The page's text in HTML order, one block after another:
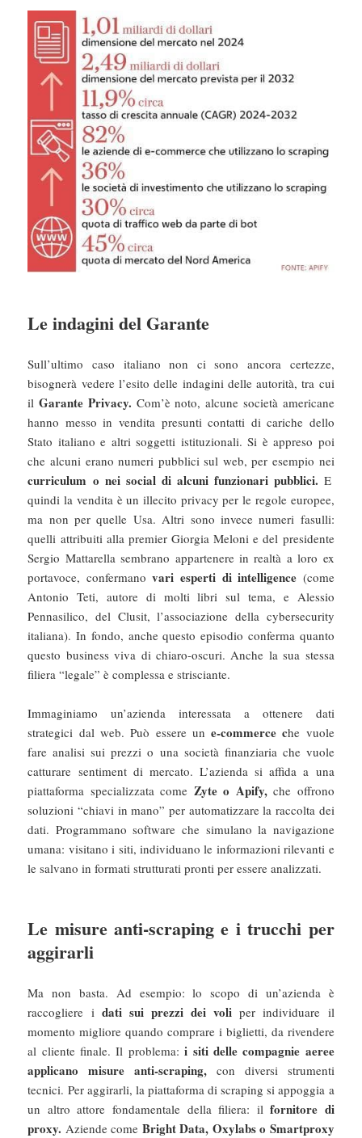
Le indagini del Garante
Sull’ultimo caso italiano non ci sono ancora certezze,
bisognerà vedere l’esito delle indagini delle autorità, tra cui
ilGarante Privacy. Com’è noto, alcune società americane
hanno messo in vendita presunti contatti di cariche dello
Stato italiano e altri soggetti istituzionali. Si è appreso poi
che alcuni erano numeri pubblici sul web, per esempio nei
curriculum o nei social di alcuni funzionari pubblici. E
quindi la vendita è un illecito privacy per le regole europee,
ma non per quelle Usa. Altri sono invece numeri fasulli:
quelli attribuiti alla premier Giorgia Meloni e del presidente
Sergio Mattarella sembrano appartenere in realtà a loro ex
portavoce, confermanovari esperti di intelligence (come
Antonio Teti, autore di molti libri sul tema, e Alessio
Pennasilico, del Clusit, l’associazione della cybersecurity
italiana). In fondo, anche questo episodio conferma quanto
questo business viva di chiaro-oscuri. Anche la sua stessa
filiera “legale” è complessa e strisciante.
Immaginiamo un’azienda interessata a ottenere dati
strategici dal web. Può essere un e-commerce che vuole
fare analisi sui prezzi o una società finanziaria che vuole
catturare sentiment di mercato. L’azienda si affida a una
piattaforma specializzata come Zyte o Apify, che offrono
soluzioni “chiavi in mano” per automatizzare la raccolta dei
dati. Programmano software che simulano la navigazione
umana: visitano i siti, individuano le informazioni rilevanti e
le salvano in formati strutturati pronti per essere analizzati.
Le misure anti-scraping e i trucchi per
aggirarli
Ma non basta. Ad esempio: lo scopo di un’azienda è
raccogliere i dati sui prezzi dei voliper individuare il
momento migliore quando comprare i biglietti, da rivendere
al cliente finale. Il problema: i siti delle compagnie aeree
applicano misure anti-scraping, con diversi strumenti
tecnici. Per aggirarli, la piattaforma di scraping si appoggia a
un altro attore fondamentale della filiera: ilfornitore di
proxy. Aziende come Bright Data, Oxylabs o Smartproxy